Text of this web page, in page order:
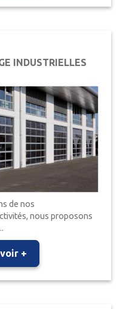
INDUSTRIELLES
de nos
nous proposons
+